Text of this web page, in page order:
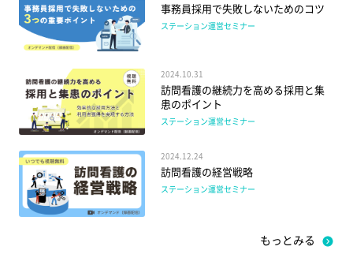
事務員採用で失敗しないためのコツ
ステーション運営セミナー
2024.10.31
訪問看護の継続力を高める採用と集
患のポイント
ステーション運営セミナー
2024.12.24
訪問看護の経営戦略
ステーション運営セミナー
もっとみる